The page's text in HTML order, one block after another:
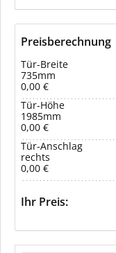
Preisberechnung
Tür-Breite
735mm
0,00 €
Tür-Höhe
1985mm
0,00 €
Tür-Anschlag
rechts
0,00 €
Ihr Preis: